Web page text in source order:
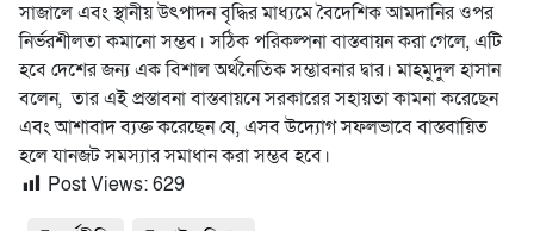
সাজালে এবং স্থানীয় উৎপাদন বৃদ্ধির মাধ্যমে বৈদেশিক আমদানির ওপর
নির্ভরশীলতা কমানো সম্ভব। সঠিক পরিকল্পনা বাস্তবায়ন করা গেলে, এটি
হবে দেশের জন্য এক বিশাল অর্থনৈতিক সম্ভাবনার দ্বার। মাহমুদুল হাসান
বলেন, তার এই প্রস্তাবনা বাস্তবায়নে সরকারের সহায়তা কামনা করেছেন
এবং আশাবাদ ব্যক্ত করেছেন যে, এসব উদ্যোগ সফলভাবে বাস্তবায়িত
হলে যানজট সমস্যার সমাধান করা সম্ভব হবে।
Post Views:629